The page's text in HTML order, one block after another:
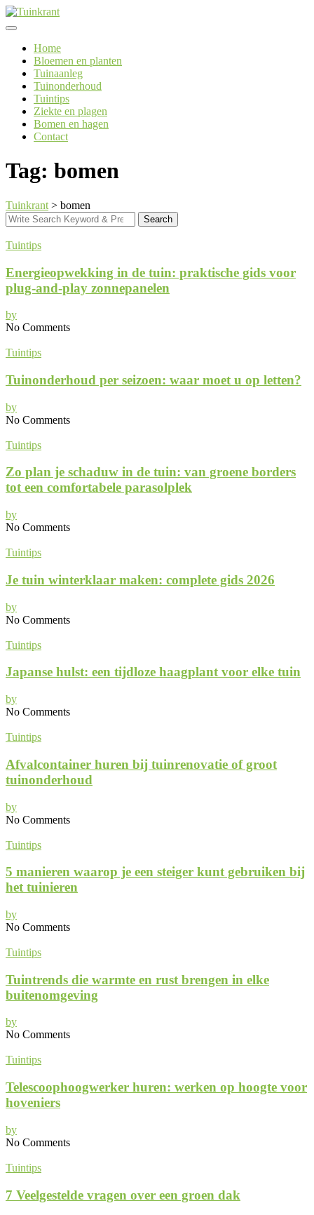
Skip
to
Home
Bloemen en planten
Tuinaanleg
Tuinonderhoud
Tuintips
Ziekte en plagen
Bomen en hagen
Contact
Tag: bomen
Tuinkrant > bomen
Search
for:
Search
Tuintips
Energieopwekking in de tuin: praktische gids voor
plug-and-play zonnepanelen
by
No Comments
Tuintips
Tuinonderhoud per seizoen: waar moet u op letten?
by
No Comments
Tuintips
Zo plan je schaduw in de tuin: van groene borders
tot een comfortabele parasolplek
by
No Comments
Tuintips
Je tuin winterklaar maken: complete gids 2026
by
No Comments
Tuintips
Japanse hulst: een tijdloze haagplant voor elke tuin
by
No Comments
Tuintips
Afvalcontainer huren bij tuinrenovatie of groot
tuinonderhoud
by
No Comments
Tuintips
5 manieren waarop je een steiger kunt gebruiken bij
het tuinieren
by
No Comments
Tuintips
Tuintrends die warmte en rust brengen in elke
buitenomgeving
by
No Comments
Tuintips
Telescoophoogwerker huren: werken op hoogte voor
hoveniers
by
No Comments
Tuintips
7 Veelgestelde vragen over een groen dak